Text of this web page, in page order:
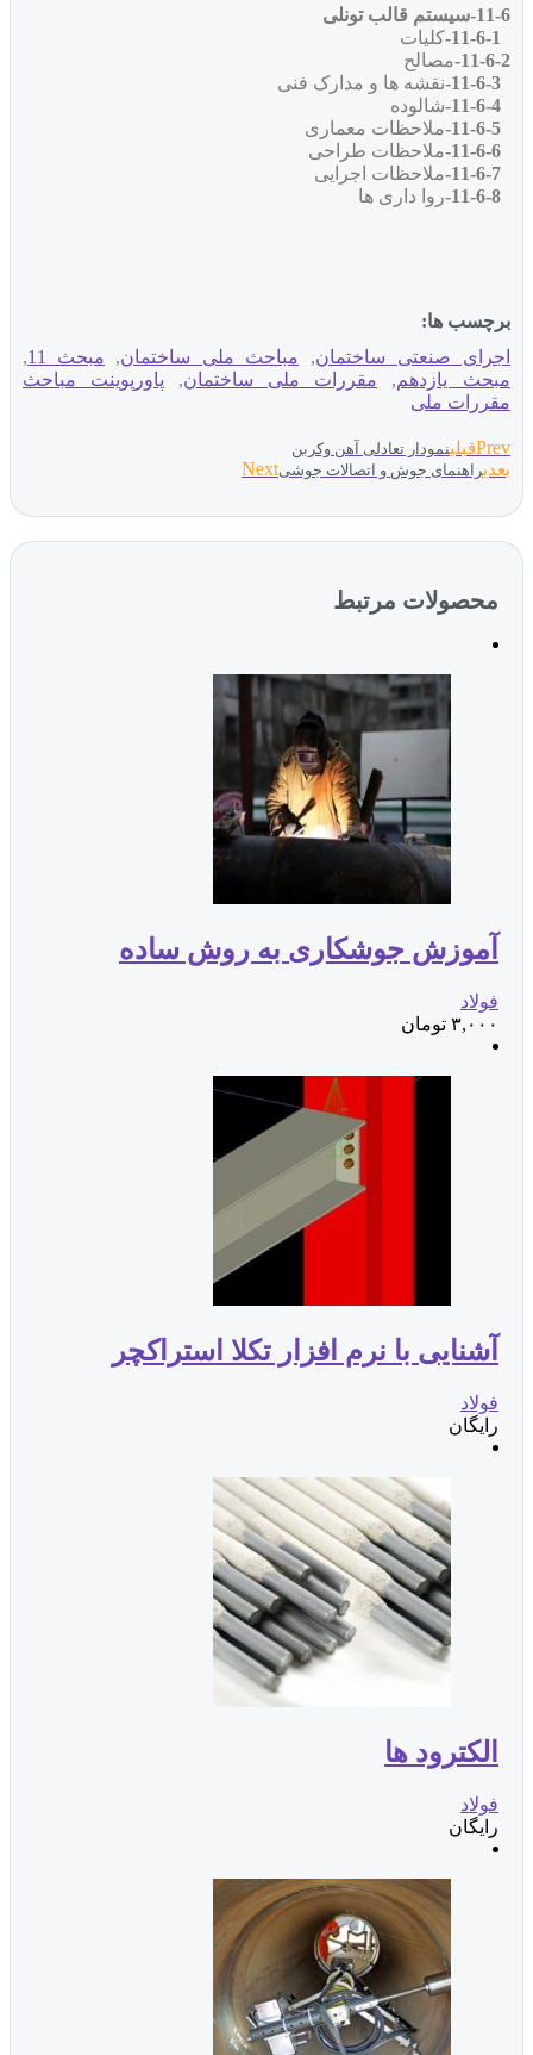
11-6-سیستم قالب تونلی
11-6-1- کلیات
11-6-2- مصالح
نقشه ها و مدارک فنی
شالوده
ملاحظات معماری
ملاحظات طراحی
ملاحظات اجرایی
روا داری ها
برچسب ها:
اجرای صنعتی ساختمان, مباحث ملی ساختمان, مبحث 11
,
مبحث یازدهم, مقررات ملی ساختمان, پاورپوینت مباحث
مقررات ملی
Prevقبلینمودار تعادلی آهن وکربن
بعدیراهنمای جوش و اتصالات جوشیNext
محصولات مرتبط
آموزش جوشکاری به روش ساده
فولاد
۳,۰۰۰ تومان
آشنایی با نرم افزار تکلا استراکچر
فولاد
رایگان
الکترود ها
فولاد
رایگان